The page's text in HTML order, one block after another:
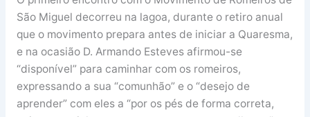
São Miguel decorreu na lagoa, durante o retiro anual
que o movimento prepara antes de iniciar a Quaresma,
e na ocasião D. Armando Esteves afirmou-se
“disponível” para caminhar com os romeiros,
expressando a sua “comunhão” e o “desejo de
aprender” com eles a “por os pés de forma correta,